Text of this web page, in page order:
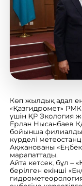
Көп жылдық адал
«Қазгидромет»
үшін ҚР Экология
Ерлан Нысанбаев
бойынша
күрделі
Ақжанованы
марапаттады.
Айта кетсек, бұл –
берілген екінші